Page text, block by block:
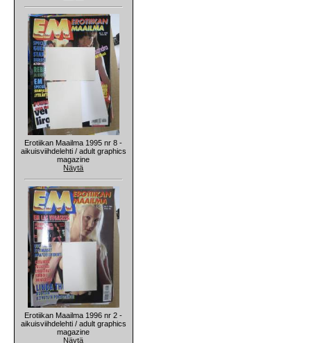
Erotiikan Maailma 1995 nr 8 -
aikuisviihdelehti / adult graphics
magazine
Näytä
Erotiikan Maailma 1996 nr 2 -
aikuisviihdelehti / adult graphics
magazine
Näytä